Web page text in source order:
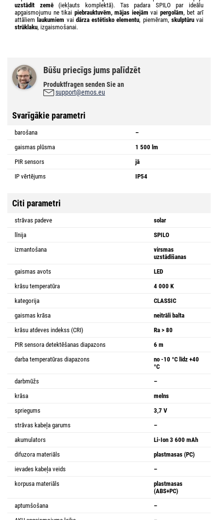
uzstādīt zemē(iekļauts komplektā). Tas padara SPILO par ideālu
apgaismojumu ne tikai piebrauktuvēm, mājas ieejām vai pergolām, bet arī
attāliem laukumiem vai dārza estētisko elementu, piemēram, skulptūruvai
strūklaku, izgaismošanai.
Būšu priecīgs jums palīdzēt
Produktfragen senden Sie an
support@emos.eu
Svarīgākie parametri
barošana
–
gaismas plūsma
1 500 lm
PIR sensors
jā
IP vērtējums
IP54
Citi parametri
strāvas padeve
solar
līnija
SPILO
izmantošana
virsmas
uzstādīšanas
gaismas avots
LED
krāsu temperatūra
4 000 K
kategorija
CLASSIC
gaismas krāsa
neitrāli balta
krāsu atdeves indekss (CRI)
Ra > 80
PIR sensora detektēšanas diapazons
6 m
darba temperatūras diapazons
no -10 °C līdz +40
°C
darbmūžs
–
krāsa
melns
spriegums
3,7 V
strāvas kabeļa garums
–
akumulators
Li-Ion 3 600 mAh
difuzora materiāls
plastmasas (PC)
ievades kabeļa veids
–
korpusa materiāls
plastmasas
(ABS+PC)
aptumšošana
–